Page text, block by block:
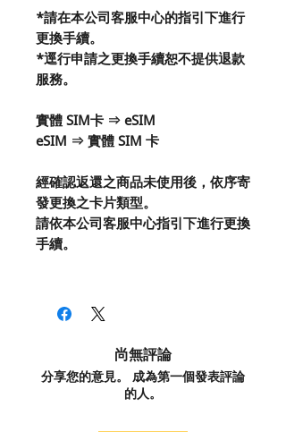
*請在本公司客服中心的指引下進行
更換手續。
*逕行申請之更換手續恕不提供退款
服務。
實體 SIM卡 ⇒ eSIM
eSIM ⇒ 實體 SIM 卡
經確認返還之商品未使用後，依序寄
發更換之卡片類型。
請依本公司客服中心指引下進行更換
手續。
尚無評論
分享您的意見。 成為第一個發表評論
的人。